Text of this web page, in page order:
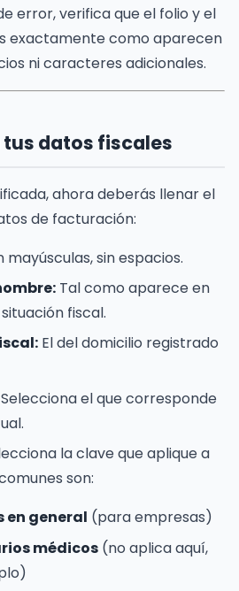
error, verifica que el folio y el
exactamente como aparecen
ni caracteres adicionales.
tus datos fiscales
ahora deberás llenar el
de facturación:
mayúsculas, sin espacios.
Tal como aparece en
fiscal.
El del domicilio registrado
Selecciona el que corresponde
la clave que aplique a
son:
en general (para empresas)
médicos (no aplica aquí,